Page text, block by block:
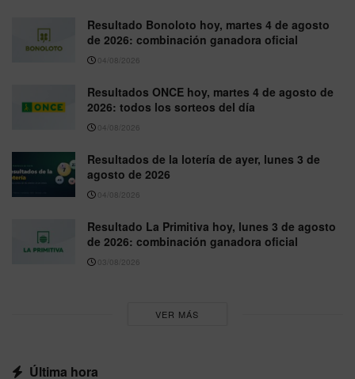
Resultado Bonoloto hoy, martes 4 de agosto
de 2026: combinación ganadora oficial
04/08/2026
Resultados ONCE hoy, martes 4 de agosto de
2026: todos los sorteos del día
04/08/2026
Resultados de la lotería de ayer, lunes 3 de
agosto de 2026
04/08/2026
Resultado La Primitiva hoy, lunes 3 de agosto
de 2026: combinación ganadora oficial
03/08/2026
VER MÁS
Última hora